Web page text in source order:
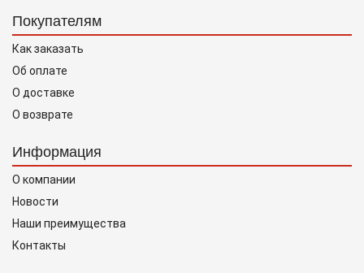
Покупателям
Как заказать
Об оплате
О доставке
О возврате
Информация
О компании
Новости
Наши преимущества
Контакты